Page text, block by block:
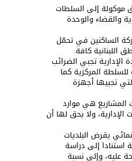
موكولة إلى السلطات
والقضاء والوحدة
الساكنين في تحمّل
اللبنانية كافة.
الإدارية تجبي الضرائب
المركزية كما
تجبيها أجهزة
المشاريع هي موارد
الإدارية، ولا يحق لها أن
يقرض البلديات
استنادا إلى دراسة
عليه، وإلى نسبة